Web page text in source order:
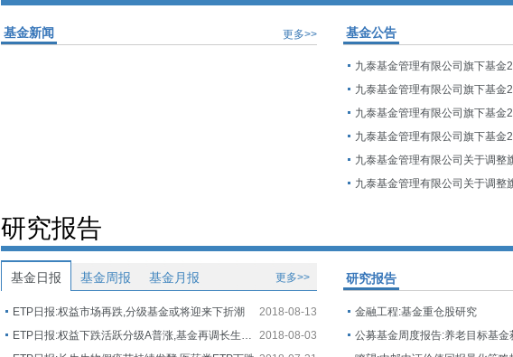
更多>>
基金新闻 基金公告
研究报告
基金日报 基金周报 基金月报 更多>>
2018-08-13
ETP日报:权益市场再跌,分级基金或将迎来下折潮
2018-08-03
ETP日报:权益下跌活跃分级A普涨,基金再调长生生物估值
研究报告
金融工程:基金重仓股研究